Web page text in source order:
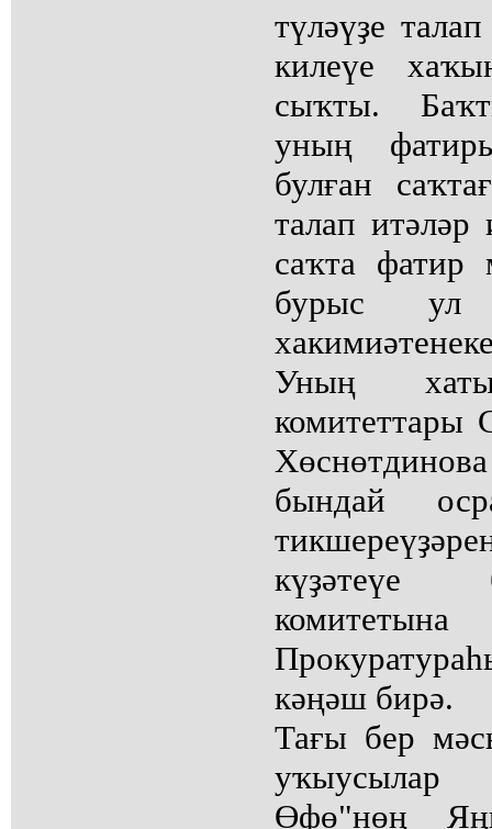
түләүҙе
килеүе
сыҡты.
уның
булған
талап
саҡта фатир
бурыс ул
Уның
комитеттары
бындай
күҙәтеүе
кәңәш бирә.
Тағы бер
уҡыусылар
Өфө"нөң